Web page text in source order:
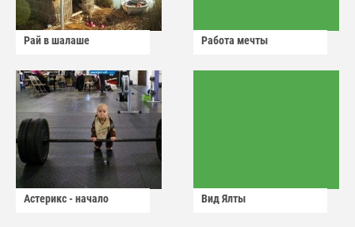
Рай в шалаше Работа мечты
Астерикс - начало Вид Ялты